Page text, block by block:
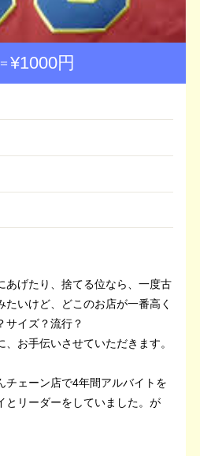
¥1000円
あげたり、捨てる位なら、一度古
いけど、どこのお店が一番高く
サイズ？流行？
お手伝いさせていただきます。
チェーン店で4年間アルバイトを
とリーダーをしていました。が